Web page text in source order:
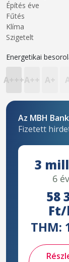
Építés éve
Fűtés
Klíma
Szigetelt
Energetikai
A+++A++ A+
Az MBH
Fizetett
3
6
58
THM: